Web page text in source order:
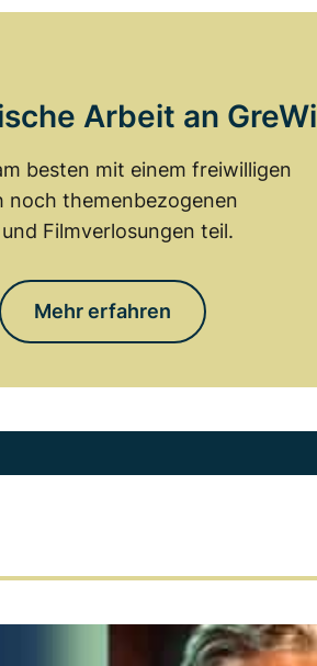
Arbeit an GreWi
besten mit einem freiwilligen
noch themenbezogenen
Filmverlosungen teil.
Mehr erfahren